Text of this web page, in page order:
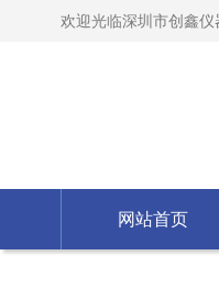
欢迎光临深圳市创鑫仪
网站首页